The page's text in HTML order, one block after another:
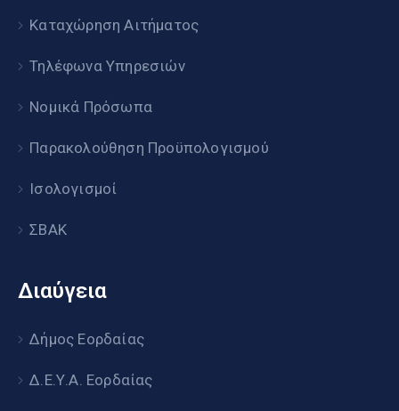
Καταχώρηση Αιτήματος
Τηλέφωνα Υπηρεσιών
Νομικά Πρόσωπα
Παρακολούθηση Προϋπολογισμού
Ισολογισμοί
ΣΒΑΚ
Διαύγεια
Δήμος Εορδαίας
Δ.Ε.Υ.Α. Εορδαίας